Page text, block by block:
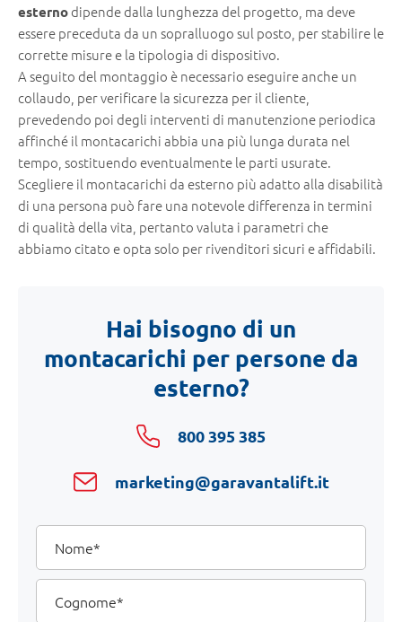
esternodipende dalla lunghezza del progetto, ma deve
essere preceduta da un sopralluogo sul posto, per stabilire le
corrette misure e la tipologia di dispositivo.
A seguito del montaggio è necessario eseguire anche un
collaudo, per verificare la sicurezza per il cliente,
prevedendo poi degli interventi di manutenzione periodica
affinché il montacarichi abbia una più lunga durata nel
tempo, sostituendo eventualmente le parti usurate.
Scegliere il montacarichi da esterno più adatto alla disabilità
di una persona può fare una notevole differenza in termini
di qualità della vita, pertanto valuta i parametri che
abbiamo citato e opta solo per rivenditori sicuri e affidabili.
Hai bisogno di un
montacarichi per persone da
esterno?
800 395 385
marketing@garavantalift.it
I
tuoi
dati
Nome
Cognome